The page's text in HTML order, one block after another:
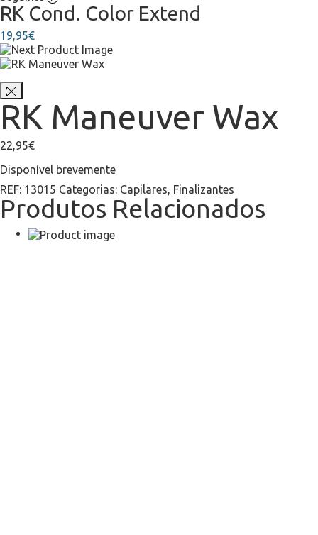
RK Cond. Color Extend
19,95€
RK Maneuver Wax
22,95€
Disponível brevemente
REF: 13015 Categorias: Capilares, Finalizantes
Produtos Relacionados